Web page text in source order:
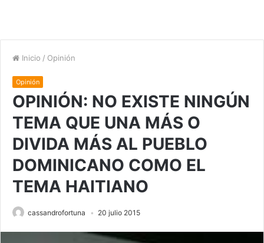
Inicio / Opinión
Opinión
OPINIÓN: NO EXISTE NINGÚN
TEMA QUE UNA MÁS O
DIVIDA MÁS AL PUEBLO
DOMINICANO COMO EL
TEMA HAITIANO
cassandrofortuna 20 julio 2015